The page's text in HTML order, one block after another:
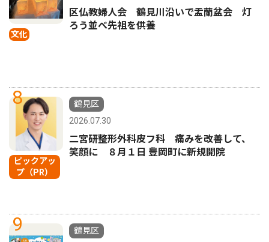
文化
区仏教婦人会 鶴見川沿いで盂蘭盆会 灯
ろう並べ先祖を供養
8
ピックアッ
プ（PR）
鶴見区
2026.07.30
二宮研整形外科皮フ科 痛みを改善して、
笑顔に ８月１日 豊岡町に新規開院
9
鶴見区